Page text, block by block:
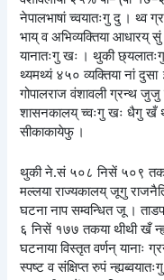
नेपालभाषां च्वयातःगु दु । थ्व
भाय् व अभिव्यक्तिया आधारय्
यानातःगु खः । थुकी
थ्यमथ्यं ४५० व्यक्तिया नां दुसा
गोपालराज वंशावली ग्रन्थ
शासनकालय् च्वःगु खः धैगु खँ
सीकाकायेफु ।
थुकी ने.सं ५०८ निसें ५०९
मल्लया राज्यकालय् जूगु
घटना नाप सम्वन्धित जू ।
६ निसें १७७ तकया थीथी खँ
घटनाया विस्तृत वर्णन् यानाः
स्पष्ट व संक्षिप्त रुपं